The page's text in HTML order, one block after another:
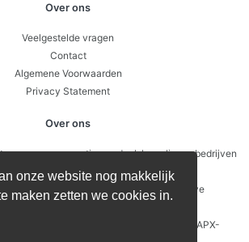
onze website nog makkelijk
maken zetten we cookies in.
Over ons
Veelgestelde vragen
Contact
Algemene Voorwaarden
Privacy Statement
Over ons
naar concurrentievoordeel: hoe slimme bedrijven
op prijsverschillen per uur
je soms geld toe krijgt voor stroom: negatieve
energieopslag: zo verdien je geld met een APX-